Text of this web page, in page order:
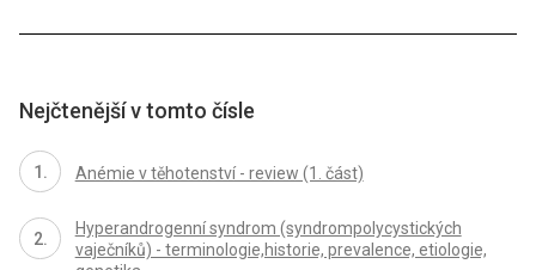
Nejčtenější v tomto čísle
Anémie v těhotenství - review (1. část)
Hyperandrogenní syndrom (syndrompolycystických
vaječníků) - terminologie,historie, prevalence, etiologie,